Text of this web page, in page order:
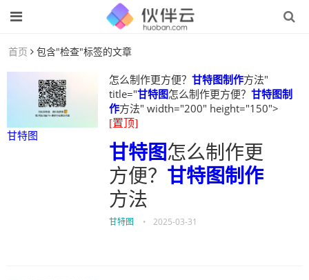
首页 包含"检查"标签的文章
甘特图
怎么制作更方便？ 甘特图制作方法"
title="甘特图怎么制作更方便？ 甘特图制
作方法" width="200" height="150">
[置顶]
甘特图怎么制作更
方便？ 甘特图制作
方法
甘特图 • 2025-03-31